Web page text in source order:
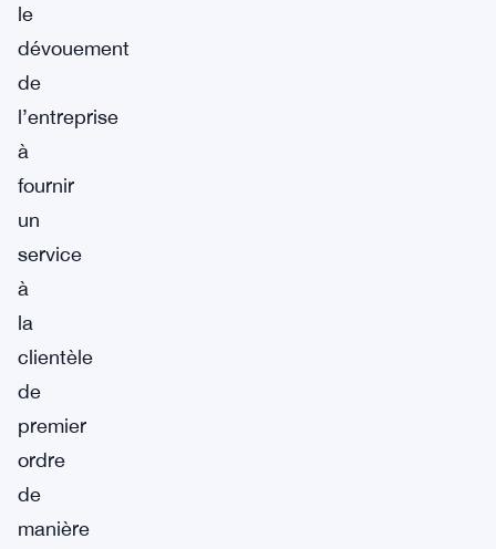
le
dévouement
de
l’entreprise
à
fournir
un
service
à
la
clientèle
de
premier
ordre
de
manière